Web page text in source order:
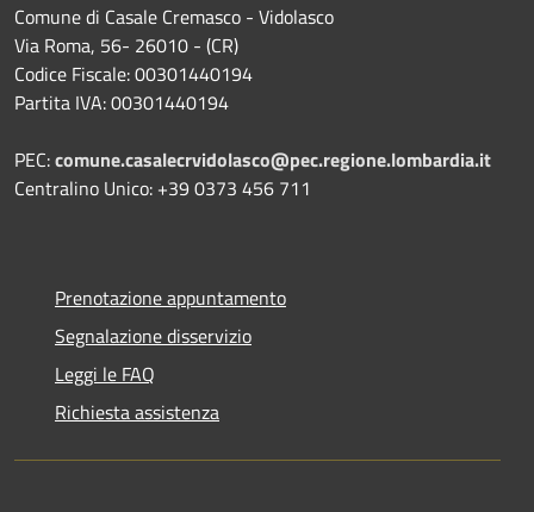
Comune di Casale Cremasco - Vidolasco
Via Roma, 56- 26010 - (CR)
Codice Fiscale: 00301440194
Partita IVA: 00301440194
PEC:comune.casalecrvidolasco@pec.regione.lombardia.it
Centralino Unico: +39 0373 456 711
Prenotazione appuntamento
Segnalazione disservizio
Leggi le FAQ
Richiesta assistenza